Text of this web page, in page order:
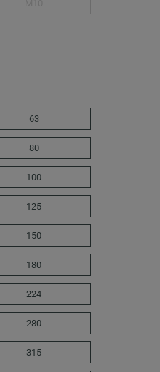
63
80
100
125
150
180
224
280
315